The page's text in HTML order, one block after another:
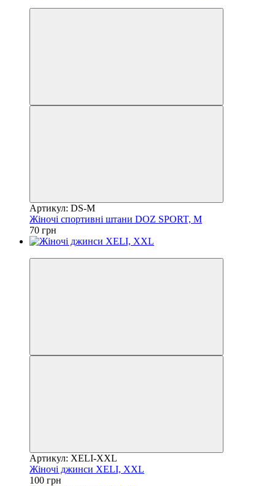
Артикул: DS-M
Жіночі спортивні штани DOZ SPORT, M
70 грн
Артикул: XELI-XXL
Жіночі джинси XELI, XXL
100 грн